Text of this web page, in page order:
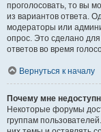
проголосовать, то вы
из вариантов ответа.
модераторы или
опрос. Это сделано
ответов во время
Вернуться к началу
Почему мне
Некоторые форумы
группам